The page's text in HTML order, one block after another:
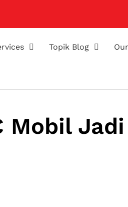
Topik Blog
Mobil